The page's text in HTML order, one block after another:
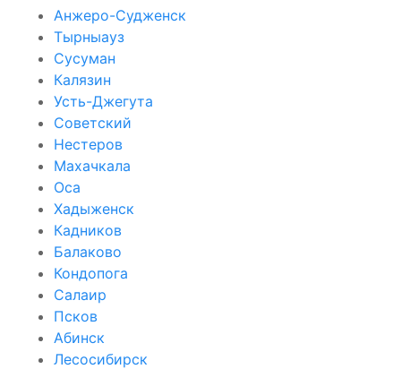
Анжеро-Судженск
Тырныауз
Сусуман
Калязин
Усть-Джегута
Советский
Нестеров
Махачкала
Оса
Хадыженск
Кадников
Балаково
Кондопога
Салаир
Псков
Абинск
Лесосибирск